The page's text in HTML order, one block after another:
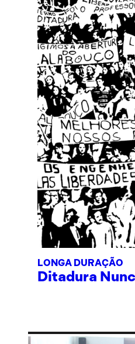
LONGA DURAÇÃO
Ditadura